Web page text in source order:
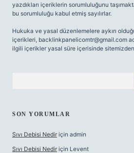
yazdıkları içeriklerin sorumluluğunu
bu sorumluluğu kabul etmiş sayılırlar.
Hukuka ve yasal düzenlemelere aykırı
içerikleri, backlinkpanelicomtr@gmail.com
ilgili içerikler yasal süre içerisinde sitemizden
SON YORUMLAR
Sıvı Debisi Nedir için admin
Sıvı Debisi Nedir için Levent